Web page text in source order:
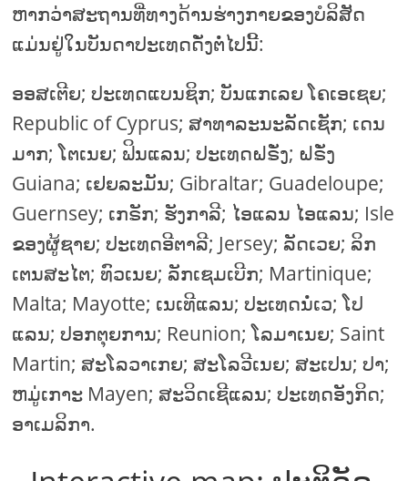
ຫາກວ່າສະຖານທີ່ທາງດ້ານຮ່າງກາຍຂອງບໍລິສັດ
ແມ່ນຢູ່ໃນບັນດາປະເທດດັ່ງຕໍ່ໄປນີ້:
ອອສເຕີຍ; ປະເທດແບນຊິກ; ບັນແກເລຍ ໂຄເອເຊຍ;
Republic of Cyprus; ສາ​ທາ​ລະ​ນະ​ລັດ​ເຊັກ; ເດນ
ມາກ; ໂຕເນຍ; ຟິນແລນ; ປະເທດຝຣັ່ງ; ຝຣັ່ງ
Guiana; ເຢຍລະມັນ; Gibraltar; Guadeloupe;
Guernsey; ເກຣັກ; ຮັງກາລີ; ໄອແລນ ໄອແລນ; Isle
ຂອງຜູ້ຊາຍ; ປະ​ເທດ​ອີ​ຕາ​ລີ; Jersey; ລັດເວຍ; ລິກ
ເຕນສະໄຕ; ທົວເນຍ; ລັກເຊມເບີກ; Martinique;
Malta; Mayotte; ເນເທີແລນ; ປະ​ເທດ​ນໍ່​ເວ; ໂປ
ແລນ; ປອກຕຸຍການ; Reunion; ໂລມາເນຍ; Saint
Martin; ສະໂລວາເກຍ; ສະໂລວີເນຍ; ສະເປນ; ປາ;
ຫມູ່ເກາະ Mayen; ສະວິດເຊີແລນ; ປະ​ເທດ​ອັງ​ກິດ;
ອາ​ເມລິ​ກາ.